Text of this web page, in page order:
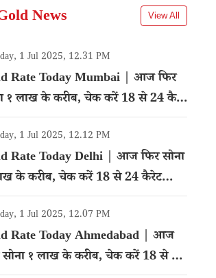
News View All
1 Jul 2025, 12.31 PM
Rate Today Mumbai | आज फिर
१ लाख के करीब, चेक करें 18 से 24 कैरेट
का रेट
1 Jul 2025, 12.12 PM
Rate Today Delhi | आज फिर सोना
के करीब, चेक करें 18 से 24 कैरेट
का रेट
1 Jul 2025, 12.07 PM
Rate Today Ahmedabad | आज
सोना १ लाख के करीब, चेक करें 18 से 24